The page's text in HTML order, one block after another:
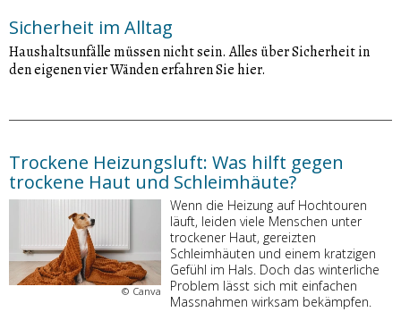
Sicherheit im Alltag
Haushaltsunfälle müssen nicht sein. Alles über Sicherheit in
den eigenen vier Wänden erfahren Sie hier.
Trockene Heizungsluft: Was hilft gegen
trockene Haut und Schleimhäute?
© Canva
Wenn die Heizung auf Hochtouren
läuft, leiden viele Menschen unter
trockener Haut, gereizten
Schleimhäuten und einem kratzigen
Gefühl im Hals. Doch das winterliche
Problem lässt sich mit einfachen
Massnahmen wirksam bekämpfen.